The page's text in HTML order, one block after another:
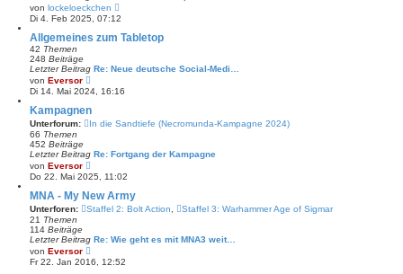
e
i
r
von lockeloeckchen
e
u
e
s
r
e
r
Di 4. Feb 2025, 07:12
Allgemeines zum Tabletop
42 Themen
248 Beiträge
Letzter Beitrag Re: Neue deutsche Social-Medi…
von Eversor
e
u
e
s
t
B
i
r
a
Di 14. Mai 2024, 16:16
Kampagnen
Unterforum:
In die Sandtiefe (Necromunda-Kampagne 2024)
66 Themen
452 Beiträge
Letzter Beitrag Re: Fortgang der Kampagne
von Eversor
e
u
e
s
t
B
i
Do 22. Mai 2025, 11:02
MNA - My New Army
Unterforen: Staffel 2: Bolt Action
Staffel 3: Warhammer Age of Sigmar
21 Themen
114 Beiträge
Letzter Beitrag Re: Wie geht es mit MNA3 weit…
von Eversor
e
u
Fr 22. Jan 2016, 12:52